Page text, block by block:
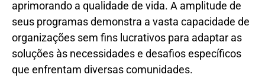
aprimorando a qualidade de vida. A amplitude de
seus programas demonstra a vasta capacidade de
organizações sem fins lucrativos para adaptar as
soluções às necessidades e desafios específicos
que enfrentam diversas comunidades.